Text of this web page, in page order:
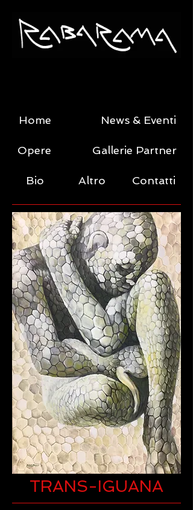
Home
Opere
Bio
News & Eventi
Gallerie Partner
Altro Contatti
TRANS-IGUANA